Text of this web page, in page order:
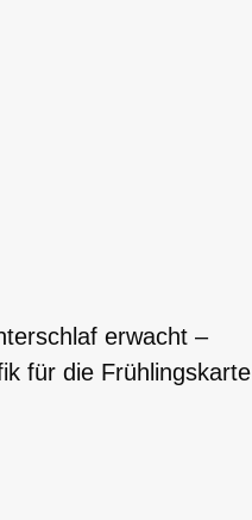
erwacht –
für die Frühlingskarte